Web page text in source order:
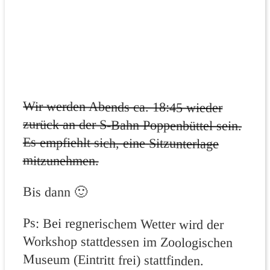
Wir werden Abends ca. 18:45 wieder
zurück an der S-Bahn Poppenbüttel sein.
Es empfiehlt sich, eine Sitzunterlage
mitzunehmen.
Bis dann 🙂
Ps: Bei regnerischem Wetter wird der
Workshop stattdessen im Zoologischen
Museum (Eintritt frei) stattfinden.
Entsprechende Ankündigung spätestens